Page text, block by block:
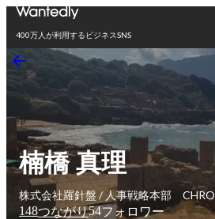
400万人が利用するビジネスSNS
楠橋 真理
株式会社羅針盤 / 人事戦略本部 CHRO
148つながり54フォロワー